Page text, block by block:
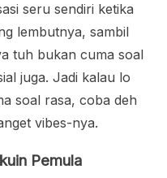
seru sendiri ketika
lembutnya, sambil
tuh bukan cuma soal
juga. Jadi kalau lo
soal rasa, coba deh
vibes-nya.
Pemula